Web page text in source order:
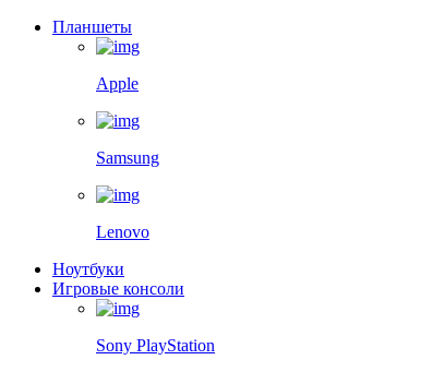
Планшеты
Apple
Samsung
Lenovo
Ноутбуки
Игровые консоли
Sony PlayStation